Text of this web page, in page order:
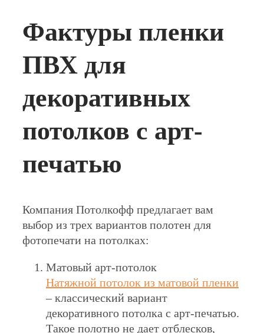
Фактуры пленки
ПВХ для
декоративных
потолков с арт-
печатью
Компания Потолкофф предлагает вам
выбор из трех вариантов полотен для
фотопечати на потолках:
Матовый арт-потолок
Натяжной потолок из матовой пленки
– классический вариант
декоративного потолка с арт-печатью.
Такое полотно не дает отблесков,